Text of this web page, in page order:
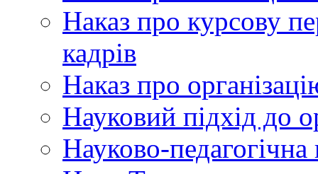
Наказ про курсову
кадрів
Наказ про
Науковий підхід до
Науково-